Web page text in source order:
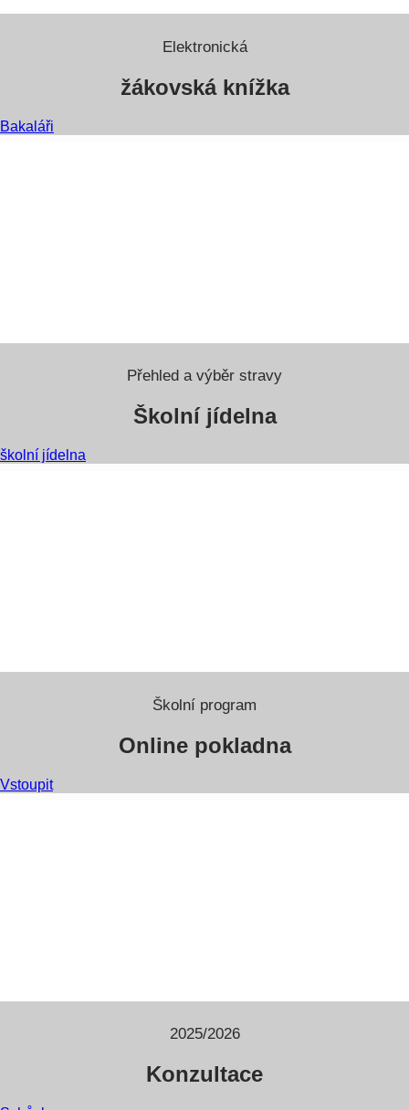
Elektronická
žákovská knížka
Bakaláři
Přehled a výběr stravy
Školní jídelna
školní jídelna
Školní program
Online pokladna
Vstoupit
2025/2026
Konzultace